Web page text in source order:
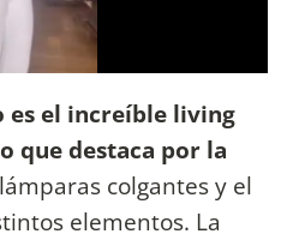
es el increíble living
que destaca por la
colgantes y el
elementos. La